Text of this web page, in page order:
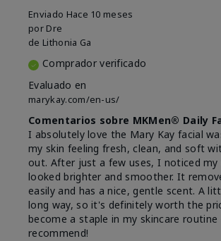
Enviado Hace 10 meses
por Dre
de Lithonia Ga
Comprador verificado
Evaluado en
marykay.com/en-us/
Comentarios sobre MKMen® Daily
I absolutely love the Mary Kay facial
my skin feeling fresh, clean, and soft
out. After just a few uses, I noticed my
looked brighter and smoother. It
easily and has a nice, gentle scent. A
long way, so it's definitely worth the
become a staple in my skincare
recommend!